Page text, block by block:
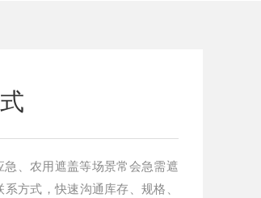
、农用遮盖等场景常会急需遮
方式，快速沟通库存、规格、